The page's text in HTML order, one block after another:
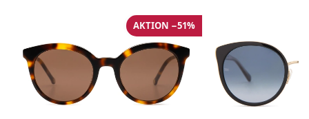
Prada
Alle Marken
AKTION −51%